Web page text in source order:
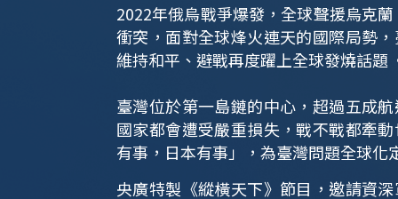
2022年俄烏戰爭爆發，全球聲援烏克
衝突，面對全球烽火連天的國際局勢
維持和平、避戰再度躍上全球發燒話題
臺灣位於第一島鏈的中心，超過五成
國家都會遭受嚴重損失，戰不戰都牽
有事，日本有事」，為臺灣問題全球化
央廣特製《縱橫天下》節目，邀請資